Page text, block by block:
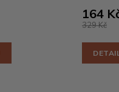
164
329 Kč